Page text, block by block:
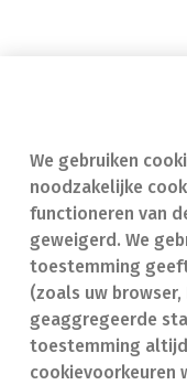
We gebruiken
noodzakelijke
functioneren van
geweigerd. We
toestemming
(zoals uw
geaggregeerde
toestemming
cookievoorkeuren
Vind een
Onze expertise
Ziekten